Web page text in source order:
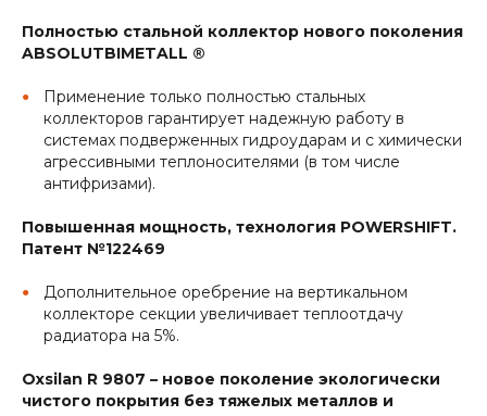
Полностью стальной коллектор нового поколения
ABSOLUTBIMETALL ®
Применение только полностью стальных
коллекторов гарантирует надежную работу в
системах подверженных гидроударам и с химически
агрессивными теплоносителями (в том числе
антифризами).
Повышенная мощность, технология POWERSHIFT.
Патент №122469
Дополнительное оребрение на вертикальном
коллекторе секции увеличивает теплоотдачу
радиатора на 5%.
Oxsilan R 9807 – новое поколение экологически
чистого покрытия без тяжелых металлов и